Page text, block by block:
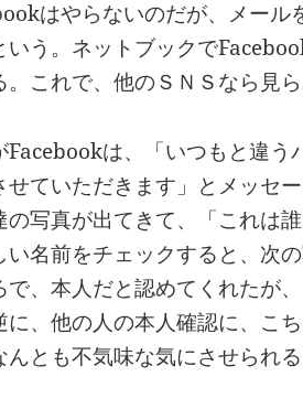
はやらないのだが、メー
いう。ネットブックで
。これで、他のＳＮＳなら見
Facebookは、「いつもと違
せていただきます」とメッセ
の写真が出てきて、「これは
い名前をチェックすると、次
で、本人だと認めてくれたが
に、他の人の本人確認に、こ
んとも不気味な気にさせられ